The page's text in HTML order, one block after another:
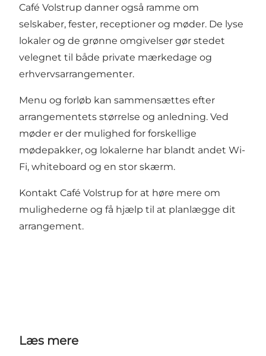
Café Volstrup danner også ramme om
selskaber, fester, receptioner og møder. De lyse
lokaler og de grønne omgivelser gør stedet
velegnet til både private mærkedage og
erhvervsarrangementer.
Menu og forløb kan sammensættes efter
arrangementets størrelse og anledning. Ved
møder er der mulighed for forskellige
mødepakker, og lokalerne har blandt andet Wi-
Fi, whiteboard og en stor skærm.
Kontakt Café Volstrup for at høre mere om
mulighederne og få hjælp til at planlægge dit
arrangement.
Læs mere